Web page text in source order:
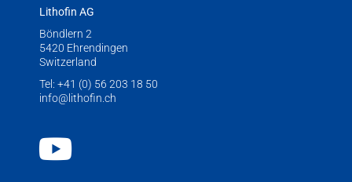
Lithofin AG
Böndlern 2
5420 Ehrendingen
Switzerland
Tel: +41 (0) 56 203 18 50
info@lithofin.ch
Youtube